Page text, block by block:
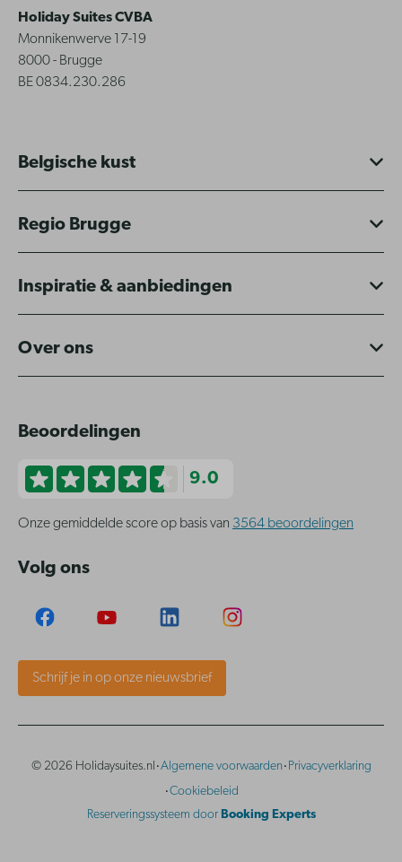
Holiday Suites CVBA
Monnikenwerve 17-19
8000 - Brugge
BE 0834.230.286
Belgische kust
Regio Brugge
Inspiratie & aanbiedingen
Over ons
Beoordelingen
9.0
Onze gemiddelde score op basis van 3564 beoordelingen
Volg ons
Schrijf je in op onze nieuwsbrief
© 2026 Holidaysuites.nl ·Algemene voorwaarden· Privacyverklaring
·Cookiebeleid
Reserveringssysteem door Booking Experts